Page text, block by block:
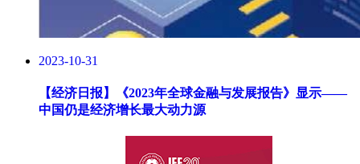
2023-10-31
【经济日报】
《2023年全球金融与发展报告》显示——
中国仍是经济增长最大动力源